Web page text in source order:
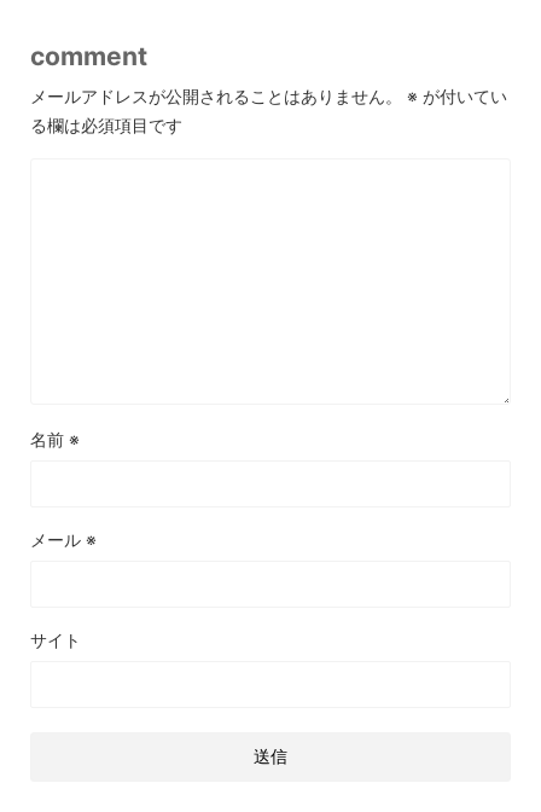
comment
メールアドレスが公開されることはありません。 ※ が付いてい
る欄は必須項目です
名前 ※
メール ※
サイト